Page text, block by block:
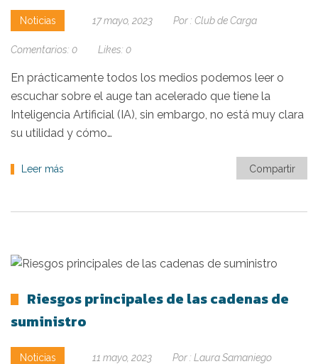
Noticias 17 mayo, 2023 Por : Club de Carga
Comentarios: 0 Likes: 0
En prácticamente todos los medios podemos leer o
escuchar sobre el auge tan acelerado que tiene la
Inteligencia Artificial (IA), sin embargo, no está muy clara
su utilidad y cómo…
Leer más Compartir
Riesgos principales de las cadenas de
suministro
Noticias 11 mayo, 2023 Por : Laura Samaniego